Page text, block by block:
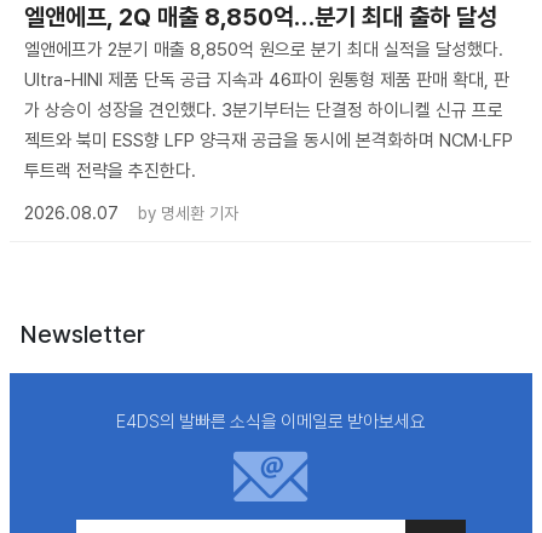
엘앤에프, 2Q 매출 8,850억…분기 최대 출하 달성
엘앤에프가 2분기 매출 8,850억 원으로 분기 최대 실적을 달성했다.
Ultra-HINI 제품 단독 공급 지속과 46파이 원통형 제품 판매 확대, 판
가 상승이 성장을 견인했다. 3분기부터는 단결정 하이니켈 신규 프로
젝트와 북미 ESS향 LFP 양극재 공급을 동시에 본격화하며 NCM·LFP
투트랙 전략을 추진한다.
2026.08.07
by 명세환 기자
Newsletter
E4DS의 발빠른 소식을 이메일로 받아보세요